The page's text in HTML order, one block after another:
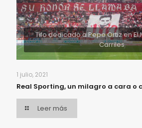
Tifo dedicado a Pepe Ortiz en El
Carriles
1 julio, 2021
Real Sporting, un milagro a cara o
Leer más